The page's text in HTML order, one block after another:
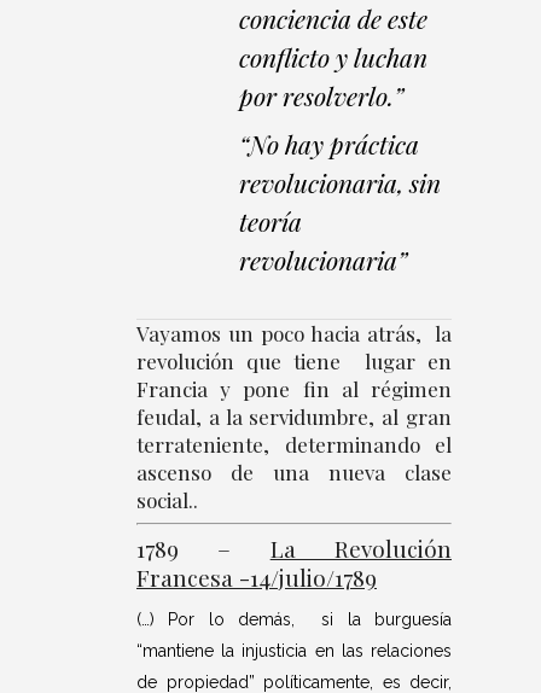
conciencia de este
conflicto y luchan
por resolverlo.”
“No hay práctica
revolucionaria, sin
teoría
revolucionaria”
Vayamos un poco hacia atrás, la
revolución que tiene lugar en
Francia y pone fin al régimen
feudal, a la servidumbre, al gran
terrateniente, determinando el
ascenso de una nueva clase
social..
1789 – La Revolución
Francesa -14/julio/1789
(…) Por lo demás, si la burguesía
“mantiene la injusticia en las relaciones
de propiedad” políticamente, es decir,